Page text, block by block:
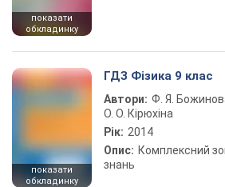
показати
обкладинку
показати
обкладинку
ГДЗ Фізика 9 клас
Автори: Ф. Я.
О. О. Кірюхіна
Рік: 2014
Опис: Комплексний
знань